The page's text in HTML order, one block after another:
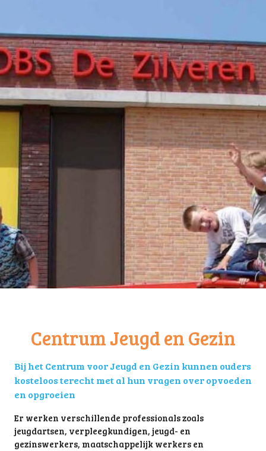
Centrum Jeugd en Gezin
Bij het Centrum voor Jeugd en Gezin kunnen ouders
kosteloos terecht met al hun vragen over opvoeden
en opgroeien
Er werken verschillende professionals zoals
jeugdartsen, verpleegkundigen, jeugd- en
gezinswerkers, maatschappelijk werkers en